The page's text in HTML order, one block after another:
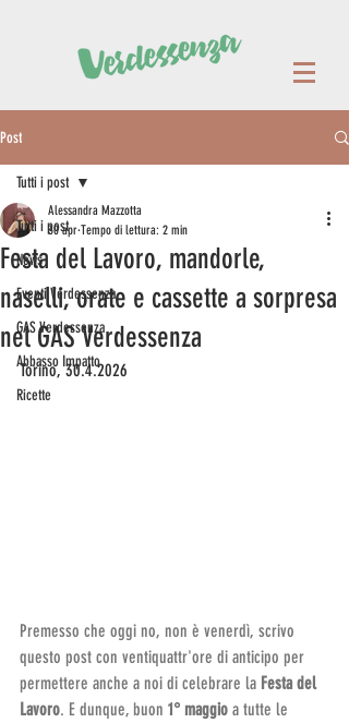
Post
Tutti i post
News
Eventi Verdessenza
GAS Verdessenza
Abbasso Impatto
Ricette
Tutti i post
Festa del Lavoro, mandorle,
naselli, orate e cassette a sorpresa
nel GAS Verdessenza
Alessandra Mazzotta
30 apr Tempo di lettura: 2 min
Torino, 30.4.2026
Premesso che oggi no, non è venerdì, scrivo
questo post con ventiquattr'ore di anticipo per
permettere anche a noi di celebrare la Festa del
Lavoro. E dunque, buon 1° maggio a tutte le